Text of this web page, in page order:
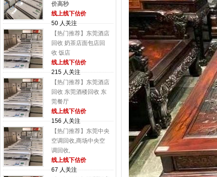
价高秒
线上线下估价
50 人关注
【热门推荐】东莞酒店
回收 奶茶店面包店回
收 饭店
线上线下估价
215 人关注
【热门推荐】东莞酒店
回收 东莞酒楼回收 东
莞餐厅
线上线下估价
156 人关注
【热门推荐】东莞中央
空调回收,商场中央空
调回收,
线上线下估价
67 人关注